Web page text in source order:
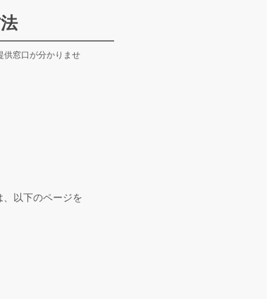
供窓口が分かりませ
以下のページを